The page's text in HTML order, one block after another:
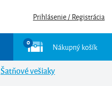
Prihlásenie / Registrácia
0 Nákupný košík
Šatňové vešiaky